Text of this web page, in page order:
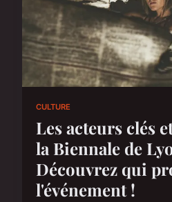
CULTURE
Les acteurs clés
la Biennale de
Découvrez qui
l'événement !